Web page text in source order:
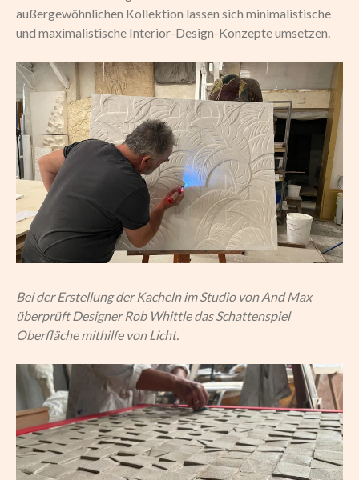
außergewöhnlichen Kollektion lassen sich minimalistische
und maximalistische Interior-Design-Konzepte umsetzen.
Bei der Erstellung der Kacheln im Studio von And Max
überprüft Designer Rob Whittle das Schattenspiel
Oberfläche mithilfe von Licht.